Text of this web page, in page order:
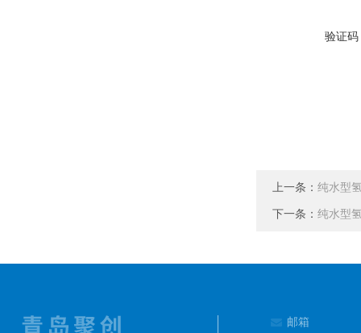
验证码
上一条： 纯水型
下一条： 纯水型
邮箱